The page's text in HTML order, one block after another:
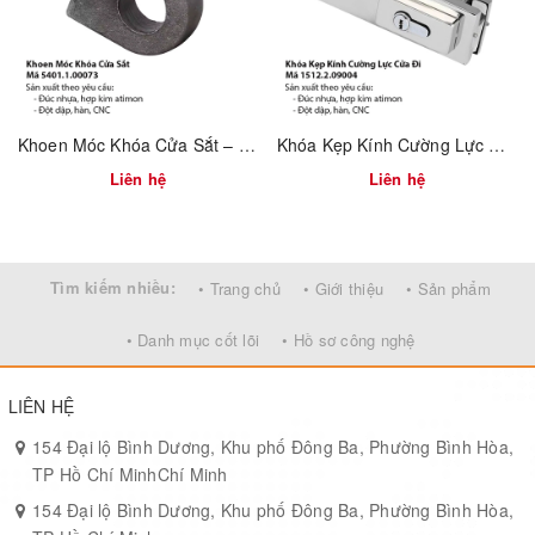
Có thể đặt hàng OEM, đóng gói theo tiêu chuẩn dự án
Khoen Móc Khóa Cửa Sắt – Mã 5401.1.00073
Liên hệ
Khóa Kẹp Kính Cường Lực Cửa Đi – Mã 1512.2.09004
Liên hệ
Tìm kiếm nhiều: • Trang chủ • Giới thiệu • Sản phẩm
• Danh mục cốt lõi • Hồ sơ công nghệ
LIÊN HỆ
154 Đại lộ Bình Dương, Khu phố Đông Ba, Phường Bình Hòa,
TP Hồ Chí MinhChí Minh
154 Đại lộ Bình Dương, Khu phố Đông Ba, Phường Bình Hòa,